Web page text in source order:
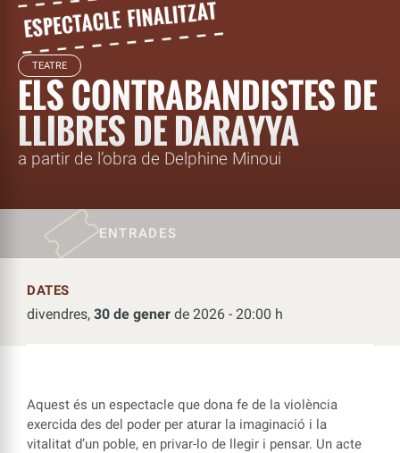
TEATRE
ELS CONTRABANDISTES DE
LLIBRES DE DARAYYA
a partir de l’obra de Delphine Minoui
ENTRADES
DATES
divendres, 30 de gener de 2026 - 20:00 h
Aquest és un espectacle que dona fe de la violència
exercida des del poder per aturar la imaginació i la
vitalitat d’un poble, en privar-lo de llegir i pensar. Un acte